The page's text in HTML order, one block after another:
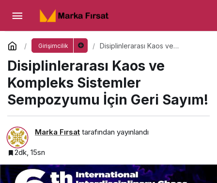
Girişimcilik
Disiplinlerarası Kaos ve
Sempozyumu İçin Geri Sayım!
Disiplinlerarası Kaos ve
Kompleks Sistemler
Sempozyumu İçin Geri Sayım!
Marka Fırsat tarafından yayınlandı
2dk, 15sn
Disiplinlerarası Kaos ve Kompleks Sistemler
Sempozyumu İçin Geri Sayım!
Yorum Yap